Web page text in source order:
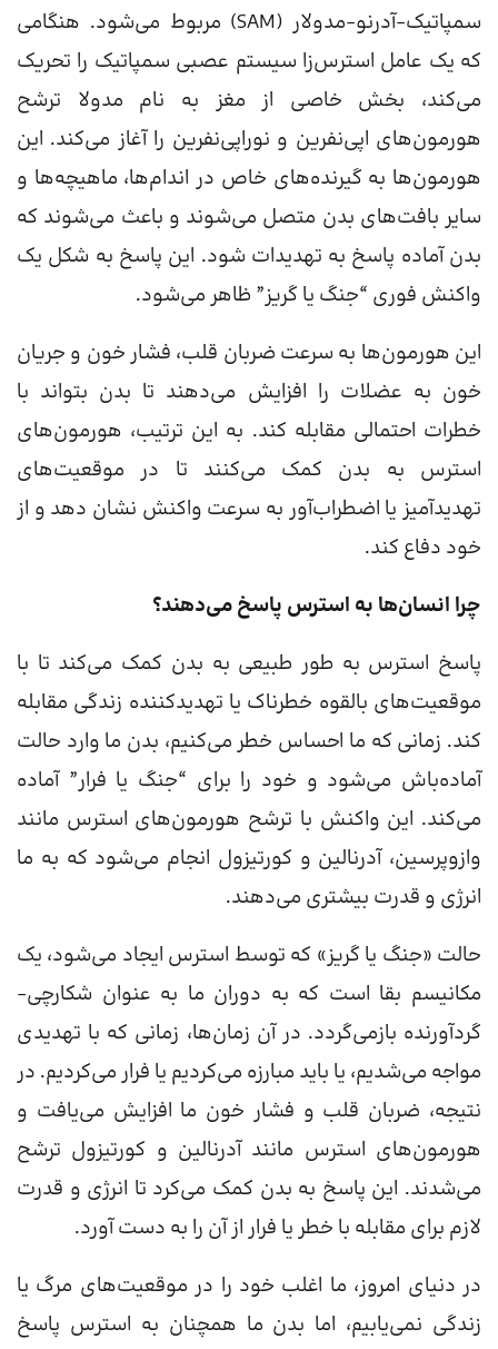
سمپاتیک-آدرنو-مدولار (SAM) مربوط می‌شود. هنگامی
که یک عامل استرس‌زا سیستم عصبی سمپاتیک را تحریک
می‌کند، بخش خاصی از مغز به نام مدولا ترشح
هورمون‌های اپی‌نفرین و نوراپی‌نفرین را آغاز می‌کند. این
هورمون‌ها به گیرنده‌های خاص در اندام‌ها، ماهیچه‌ها و
سایر بافت‌های بدن متصل می‌شوند و باعث می‌شوند که
بدن آماده پاسخ به تهدیدات شود. این پاسخ به شکل یک
واکنش فوری “جنگ یا گریز” ظاهر می‌شود.
این هورمون‌ها به سرعت ضربان قلب، فشار خون و جریان
خون به عضلات را افزایش می‌دهند تا بدن بتواند با
خطرات احتمالی مقابله کند. به این ترتیب، هورمون‌های
استرس به بدن کمک می‌کنند تا در موقعیت‌های
تهدیدآمیز یا اضطراب‌آور به سرعت واکنش نشان دهد و از
خود دفاع کند.
چرا انسان‌ها به استرس پاسخ می‌دهند؟
پاسخ استرس به طور طبیعی به بدن کمک می‌کند تا با
موقعیت‌های بالقوه خطرناک یا تهدیدکننده زندگی مقابله
کند. زمانی که ما احساس خطر می‌کنیم، بدن ما وارد حالت
آماده‌باش می‌شود و خود را برای “جنگ یا فرار” آماده
می‌کند. این واکنش با ترشح هورمون‌های استرس مانند
وازوپرسین، آدرنالین و کورتیزول انجام می‌شود که به ما
انرژی و قدرت بیشتری می‌دهند.
حالت «جنگ یا گریز» که توسط استرس ایجاد می‌شود، یک
مکانیسم بقا است که به دوران ما به عنوان شکارچی-
گردآورنده بازمی‌گردد. در آن زمان‌ها، زمانی که با تهدیدی
مواجه می‌شدیم، یا باید مبارزه می‌کردیم یا فرار می‌کردیم. در
نتیجه، ضربان قلب و فشار خون ما افزایش می‌یافت و
هورمون‌های استرس مانند آدرنالین و کورتیزول ترشح
می‌شدند. این پاسخ به بدن کمک می‌کرد تا انرژی و قدرت
لازم برای مقابله با خطر یا فرار از آن را به دست آورد.
در دنیای امروز، ما اغلب خود را در موقعیت‌های مرگ یا
زندگی نمی‌یابیم، اما بدن ما همچنان به استرس پاسخ